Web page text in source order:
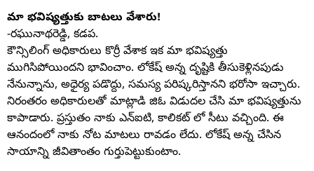
మా భవిష్యత్తుకు బాటలు వేశారు!
-రఘునాథరెడ్డి, కడప.
కౌన్సిలింగ్ అధికారులు కొర్రీ వేశాక ఇక మా భవిష్యత్తు
ముగిసిపోయిందని భావించాం. లోకేష్ అన్న దృష్టికి తీసుకెళ్లినపుడు
నేనున్నాను, అధైర్య పడొద్దు, సమస్య పరిష్కరిస్తానని భరోసా ఇచ్చారు.
నిరంతరం అధికారులతో మాట్లాడి జిఓ విడుదల చేసి మా భవిష్యత్తును
కాపాడారు. ప్రస్తుతం నాకు ఎన్ఐటి, కాలికట్ లో సీటు వచ్చింది. ఈ
ఆనందంలో నాకు నోట మాటలు రావడం లేదు. లోకేష్ అన్న చేసిన
సాయాన్ని జీవితాంతం గుర్తుపెట్టుకుంటాం.